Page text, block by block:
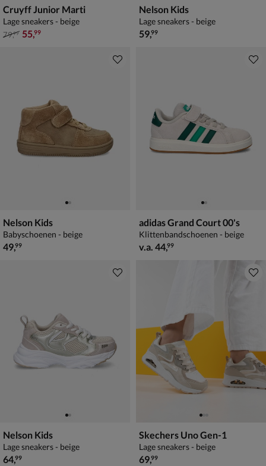
Cruyff Junior Marti
Lage sneakers - beige
van € 79,99 voor € 55,99
79,99 55,99
Nelson Kids
Lage sneakers - beige
€ 59,99
59,99
Nelson Kids
Babyschoenen - beige
€ 49,99
49,99
adidas Grand Court 00's
Klittenbandschoenen - beige
vanaf € 44,99
v.a. 44,99
Nelson Kids
Lage sneakers - beige
€ 64,99
64,99
Skechers Uno Gen-1
Lage sneakers - beige
€ 69,99
69,99